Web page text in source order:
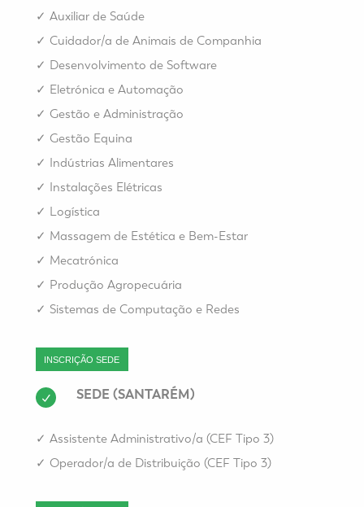
✓ Auxiliar de Saúde
✓ Cuidador/a de Animais de Companhia
✓ Desenvolvimento de Software
✓ Eletrónica e Automação
✓ Gestão e Administração
✓ Gestão Equina
✓ Indústrias Alimentares
✓ Instalações Elétricas
✓ Logística
✓ Massagem de Estética e Bem-Estar
✓ Mecatrónica
✓ Produção Agropecuária
✓ Sistemas de Computação e Redes
INSCRIÇÃO SEDE
SEDE (SANTARÉM)
✓ Assistente Administrativo/a (CEF Tipo 3)
✓ Operador/a de Distribuição (CEF Tipo 3)